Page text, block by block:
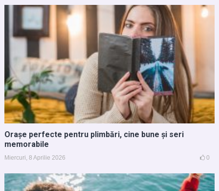
Orașe perfecte pentru plimbări, cine bune și seri
memorabile
Miercuri, 8 Aprilie 2026 0